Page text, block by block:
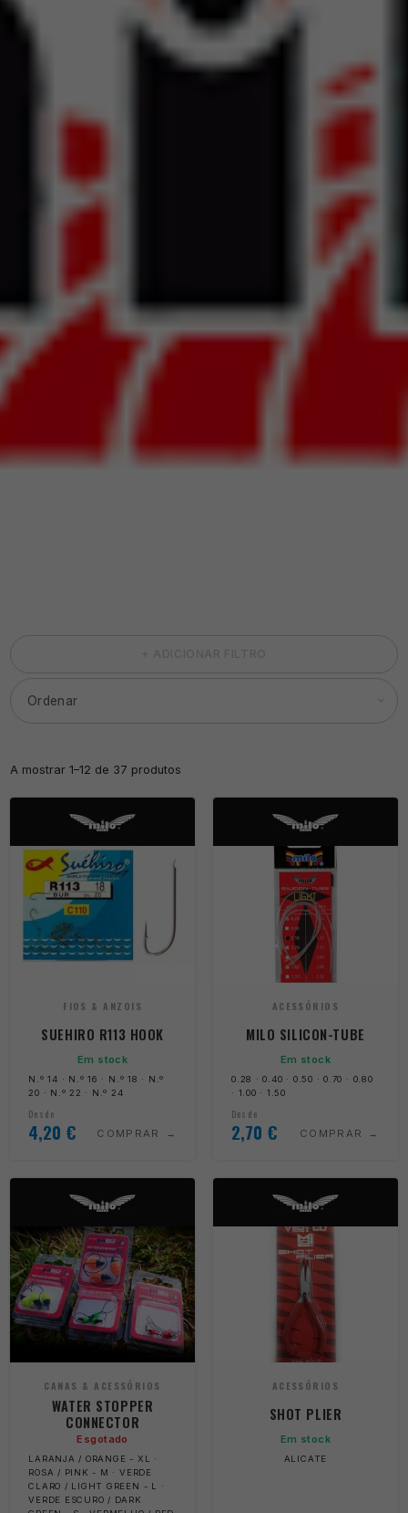
A mostrar 1–12 de 37 produtos
FIOS & ANZOIS
SUEHIRO R113 HOOK
Em stock
N.º 14 · N.º 16 · N.º 18 · N.º
20 · N.º 22 · N.º 24
Desde
4,20 € COMPRAR
ACESSÓRIOS
MILO SILICON-TUBE
Em stock
0.28 · 0.40 · 0.50 · 0.70 · 0.80
· 1.00 · 1.50
Desde
2,70 € COMPRAR
CANAS & ACESSÓRIOS
WATER STOPPER
CONNECTOR
Esgotado
LARANJA / ORANGE - XL ·
ROSA / PINK - M · VERDE
CLARO / LIGHT GREEN - L ·
VERDE ESCURO / DARK
ACESSÓRIOS
SHOT PLIER
Em stock
ALICATE